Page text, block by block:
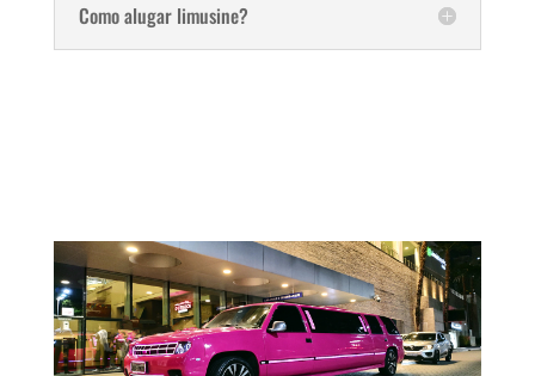
Como alugar limusine?